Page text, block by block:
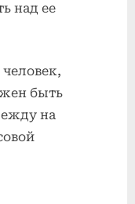
над ее
быть
на